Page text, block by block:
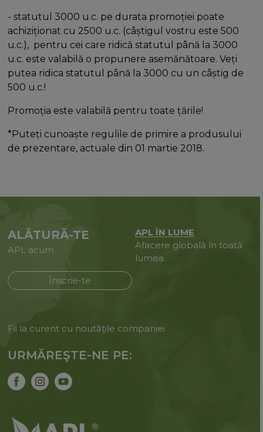
- statutul 3000 u.c. pe durata promoției poate
achiziționat cu 2500 u.c. (câștigul vostru este 500
u.c.), pentru cei care ridică statutul până la 3000
u.c. este valabilă o propunere asemănătoare. Veți
putea ridica statutul până la 3000 cu un câștig de
500 u.c.!
Promoția este valabilă pentru toate țările!
*Puteți cunoaște regulile de primire a produsului
de prezentare, actuale din 01 martie 2018.
ALĂTURĂ-TE
APL acum
Înscrie-te
APL ÎN LUME
Afacere globală în toată
lumea
Fii la curent cu noutăţile companiei
URMĂREŞTE-NE PE: